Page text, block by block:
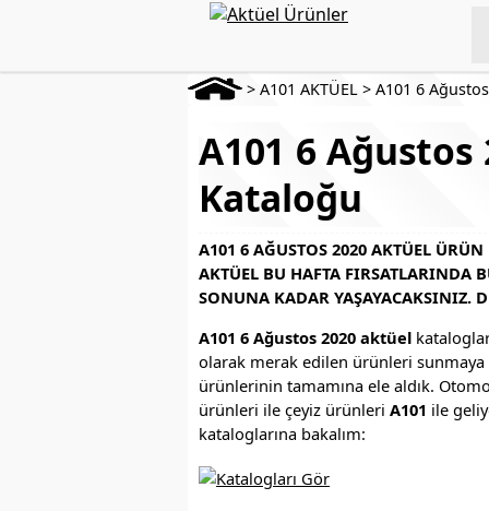
> A101 AKTÜEL > A101 6
A101 6
Kataloğu
A101 6 AĞUSTOS 2020 AKTÜEL
AKTÜEL BU HAFTA FIRSATLARINDA
SONUNA KADAR YAŞAYACAKSINIZ.
A101 6 Ağustos 2020 aktüel
olarak merak edilen ürünleri sunmaya
ürünlerinin tamamına ele aldık.
ürünleri ile çeyiz ürünleri A101 ile
kataloglarına bakalım: